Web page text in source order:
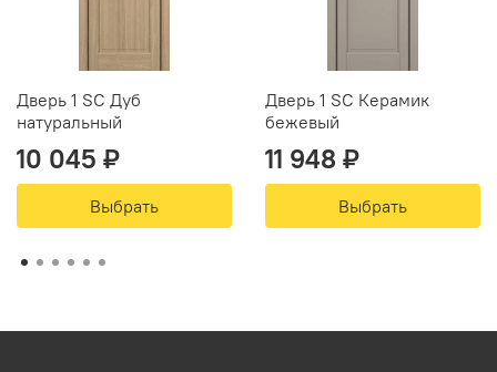
Дверь 1 SC Дуб
натуральный
10 045 ₽
Выбрать
Дверь 1 SC Керамик
бежевый
11 948 ₽
Выбрать